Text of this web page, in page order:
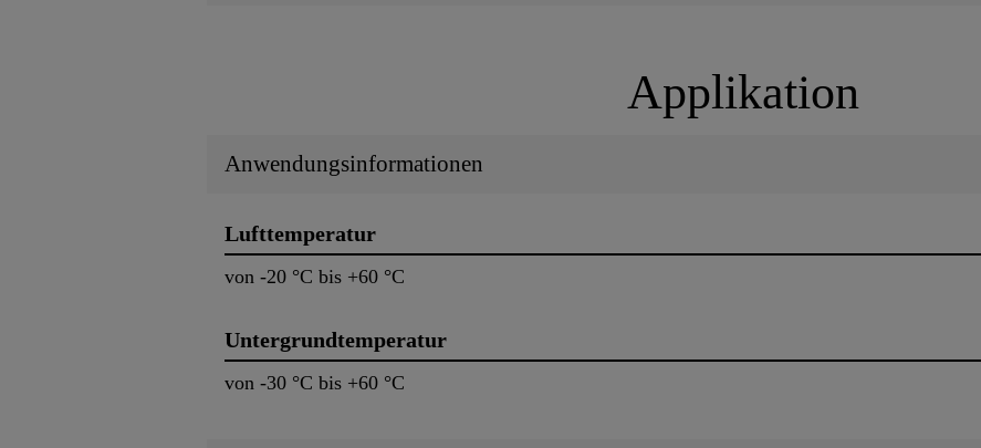
Applikation
Anwendungsinformationen
Lufttemperatur
von -20 °C bis +60 °C
Untergrundtemperatur
von -30 °C bis +60 °C